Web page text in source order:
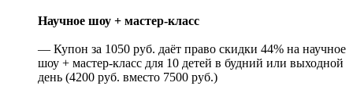
Научное шоу + мастер-класс
— Купон за 1050 руб. даёт право скидки 44% на научное
шоу + мастер-класс для 10 детей в будний или выходной
день (4200 руб. вместо 7500 руб.)